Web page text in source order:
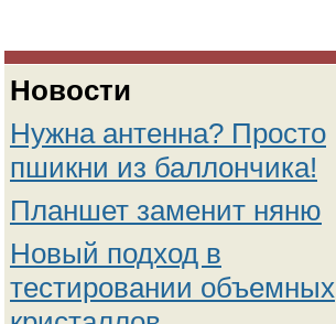
Новости
Нужна антенна? Просто
пшикни из баллончика!
Планшет заменит няню
Новый подход в
тестировании объемных